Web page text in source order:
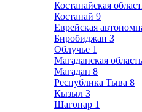
Костанайская
Костанай 9
Еврейская
Биробиджан 3
Облучье 1
Магаданская область
Магадан 8
Республика Тыва 8
Кызыл 3
Шагонар 1